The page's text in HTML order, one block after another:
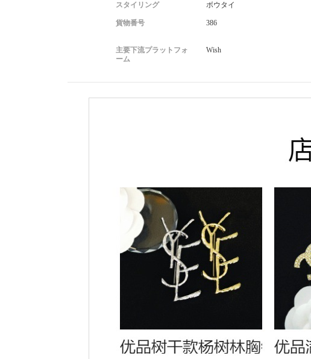
スタイリング ボウタイ
貨物番号 386
主要下流プラットフォ
ーム
Wish